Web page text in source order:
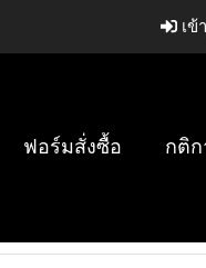
เข้
ฟอร์มสั่งซื้อ กติก